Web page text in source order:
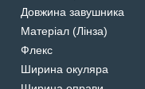
Довжина завушника
Матеріал (Лінза)
Флекс
Ширина окуляра